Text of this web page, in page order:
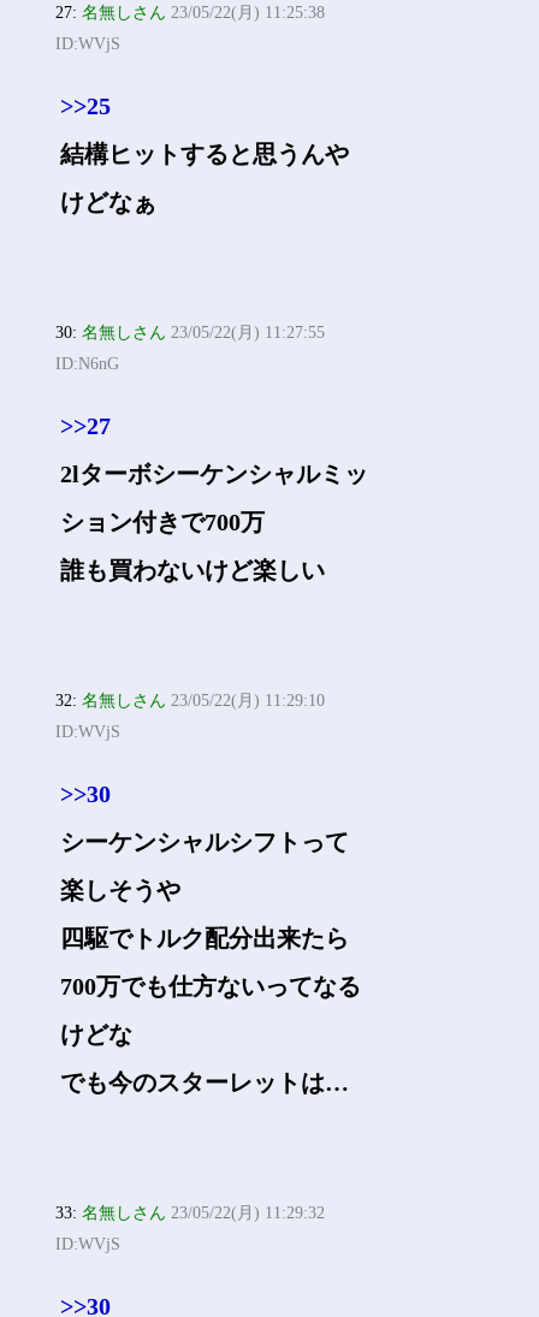
27:名無しさん 23/05/22(月) 11:25:38
ID:WVjS
>>25
結構ヒットすると思うんや
けどなぁ
30:名無しさん 23/05/22(月) 11:27:55
ID:N6nG
>>27
2lターボシーケンシャルミッ
ション付きで700万
誰も買わないけど楽しい
32:名無しさん 23/05/22(月) 11:29:10
ID:WVjS
>>30
シーケンシャルシフトって
楽しそうや
四駆でトルク配分出来たら
700万でも仕方ないってなる
けどな
でも今のスターレットは…
33:名無しさん 23/05/22(月) 11:29:32
ID:WVjS
>>30